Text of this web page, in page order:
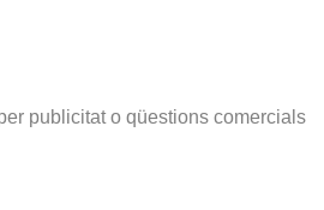
publicitat o qüestions comercials